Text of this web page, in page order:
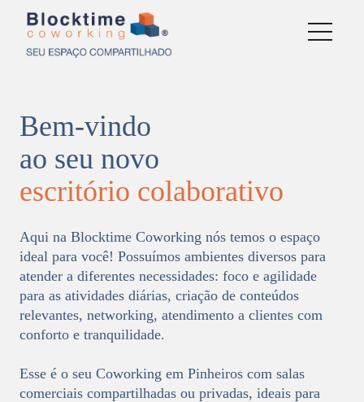
Bem-vindo
ao seu novo
escritório colaborativo
Aqui na Blocktime Coworking nós temos o espaço
ideal para você! Possuímos ambientes diversos para
atender a diferentes necessidades: foco e agilidade
para as atividades diárias, criação de conteúdos
relevantes, networking, atendimento a clientes com
conforto e tranquilidade.
Esse é o seu Coworking em Pinheiros com salas
comerciais compartilhadas ou privadas, ideais para